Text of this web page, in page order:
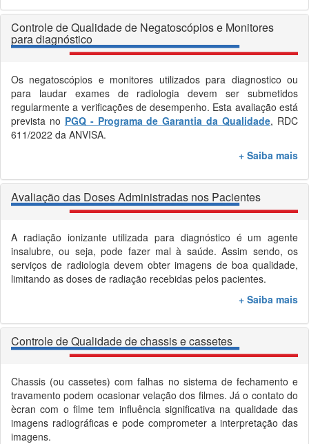
Controle de Qualidade de Negatoscópios e Monitores
para diagnóstico
Os negatoscópios e monitores utilizados para diagnostico ou
para laudar exames de radiologia devem ser submetidos
regularmente a verificações de desempenho. Esta avaliação está
prevista no PGQ - Programa de Garantia da Qualidade, RDC
611/2022 da ANVISA.
+ Saiba mais
Avaliação das Doses Administradas nos Pacientes
A radiação ionizante utilizada para diagnóstico é um agente
insalubre, ou seja, pode fazer mal à saúde. Assim sendo, os
serviços de radiologia devem obter imagens de boa qualidade,
limitando as doses de radiação recebidas pelos pacientes.
+ Saiba mais
Controle de Qualidade de chassis e cassetes
Chassis (ou cassetes) com falhas no sistema de fechamento e
travamento podem ocasionar velação dos filmes. Já o contato do
ècran com o filme tem influência significativa na qualidade das
imagens radiográficas e pode comprometer a interpretação das
imagens.